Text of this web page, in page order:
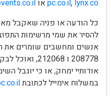
pc.co.il, lynx.co או
כל הודעה או פניה שאקבל
להסיר את שמי מרשימות
אנשים ומחשבים שומרים את
208778 ו
אודותיי ימחק, או כי יוגבל
במשלוח אימייל לכתובת